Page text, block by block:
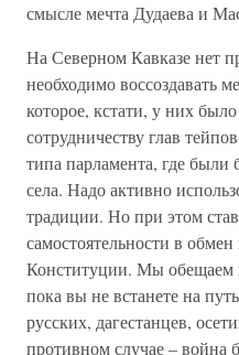
смысле мечта Дудаева и
На Северном Кавказе нет
необходимо воссоздавать
которое, кстати, у них
сотрудничеству глав
типа парламента, где были
села. Надо активно
традиции. Но при этом
самостоятельности в
Конституции. Мы обещаем
пока вы не встанете на
русских, дагестанцев,
противном случае – война